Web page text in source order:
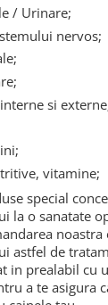
/ Urinare;
nervos;
si
vitamine;
special
la o sanatate
noastra
astfel de
in prealabil cu
a te asigura